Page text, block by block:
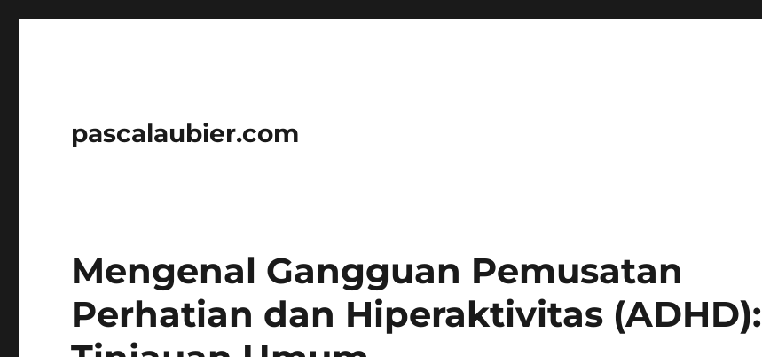
pascalaubier.com
Mengenal Gangguan Pemusatan
Perhatian dan Hiperaktivitas (ADHD):